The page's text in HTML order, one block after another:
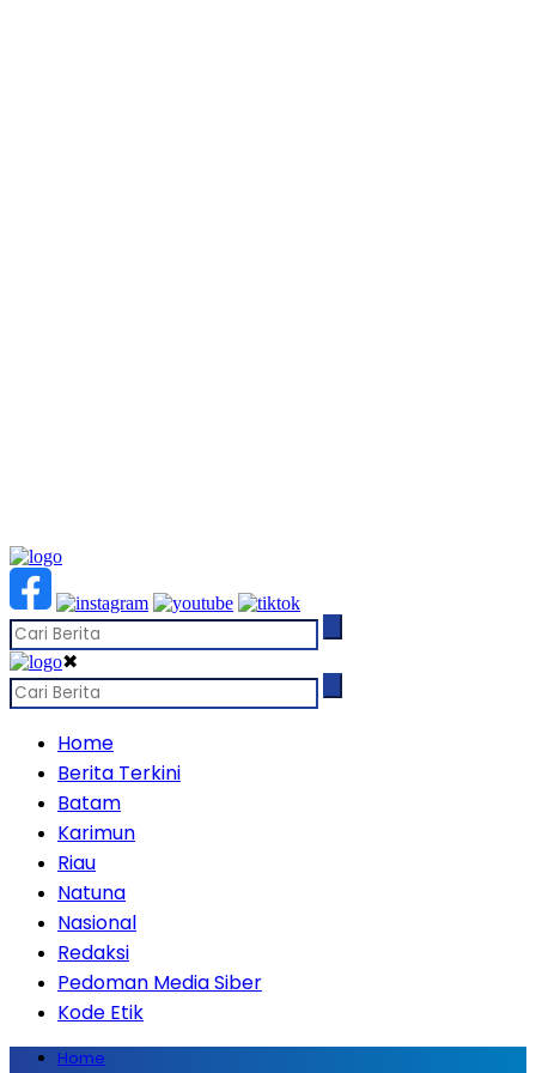
✖
Home
Berita Terkini
Batam
Karimun
Riau
Natuna
Nasional
Redaksi
Pedoman Media Siber
Kode Etik
Home